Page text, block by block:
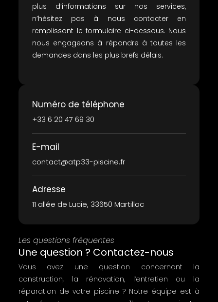
plus d’informations sur nos services,
n’hésitez pas à nous contacter en
remplissant le formulaire ci-dessous. Nous
nous engageons à répondre à toutes les
demandes dans les plus brefs délais.
Numéro de téléphone
+33 6 20 47 69 30
E-mail
contact@atp33-piscine.fr
Adresse
11 allée de Lucie, 33650 Martillac
Les questions fréquentes
Une question ? Contactez-nous
Vous avez une question concernant la
construction, la rénovation, l’entretien ou la
réparation de votre piscine ? Notre équipe est à